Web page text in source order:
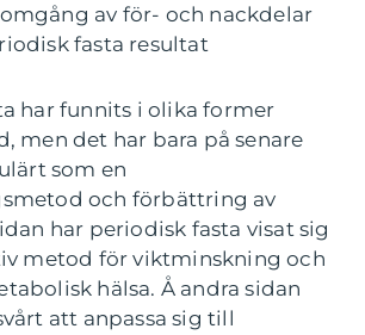
av för- och nackdelar
fasta resultat
har funnits i olika former
men det har bara på senare
som en
och förbättring av
har periodisk fasta visat sig
metod för viktminskning och
hälsa. Å andra sidan
att anpassa sig till